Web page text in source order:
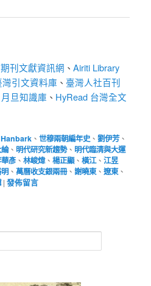
刊文獻資訊網 、Airiti Library
灣引文資料庫 、 臺灣人社百刊
月旦知識庫 、 HyRead 台灣全文
、世穆兩朝編年史 、劉伊芳、
、 明代研究新趨勢、 明代臨清與大運
彥、林峻煒、楊正顯、橫江、江昱
、萬曆收支銀兩冊、謝曉東、遼東、
|發佈留言